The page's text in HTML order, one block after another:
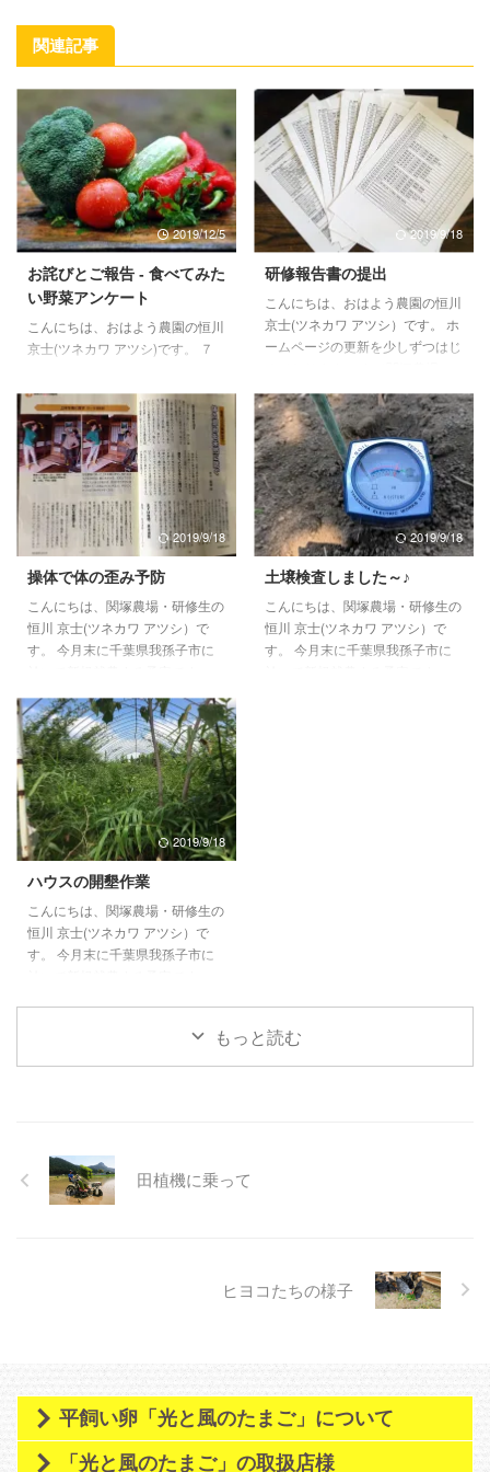
関連記事
2019/12/5
お詫びとご報告 - 食べてみた
い野菜アンケート
こんにちは、おはよう農園の恒川
京士(ツネカワ アツシ)です。 ７
よう農園の『食べてみたい野菜ア
ンケート』についてご報告ができ
ておらず大変申し訳ございませ
ん。 せっかく多数の方からご回
答頂いたにも関わらず、この場を
お借りしてお詫び申し上げます。
実を申しますと、ご回答頂いた方
より指摘を頂きまして。有難いこ
とに、きちんと覚えていて頂いた
こと感謝し、同じことを繰り返さ
ぬよう努めて参りますので、今後
とも、おはよう農園をどうぞよろ
しくお願い致します。 また、ご
2019/9/18
研修報告書の提出
こんにちは、おはよう農園の恒川
京士(ツネカワ アツシ）です。 ホ
ームページの更新を少しずつはじ
の研修期間中、農業次世代人材投
資事業といわれる国からの交付金
を頂いてました。 これは、青年
就農希望者（45歳以下）が就農
に向けた研修を、国で認められた
研修機関で行った際、年間最大
150万（最長2年間）の補助が受
けられる制度です。 研修期間中
は収入ゼロだったこともあり、我
が家の生活を助けてもらいまし
た。 しかしながら、タダで頂い
ていたわけではなく、研修内容の
報告書の提出が義務付けられ ...
2019/9/18
操体で体の歪み予防
こんにちは、関塚農場・研修生の
恒川 京士(ツネカワ アツシ）で
す。 今月末に千葉県我孫子市に
就農後は平飼い養鶏によるタマゴ
と農薬や化学肥料使わない露地栽
培による野菜をお届けする予定で
す。 今日は、関塚農場のルーテ
ィーン（名物）についての紹介で
す。 毎朝ミーティングの前に操
体を行っています。5分もかから
ないほどなのですが、これを作業
ってると実感。 身も心も歪みが
無いおかげでしょうか、幸いにも
この一年は痛みやケガとは無縁の
生活を送ることができておりま ...
2019/9/18
土壌検査しました～♪
こんにちは、関塚農場・研修生の
恒川 京士(ツネカワ アツシ）で
す。 今月末に千葉県我孫子市に
2019/9/18
ハウスの開墾作業
こんにちは、関塚農場・研修生の
恒川 京士(ツネカワ アツシ）で
す。 今月末に千葉県我孫子市に
培による野菜をお届けする予定で
す。 今日は、何年も使われてい
では、ひたすら"のこぎり鎌"で雑
草をザック・ザック切っていきま
もっと読む
田植機に乗って
ヒヨコたちの様子
平飼い卵「光と風のたまご」について
「光と風のたまご」の取扱店様